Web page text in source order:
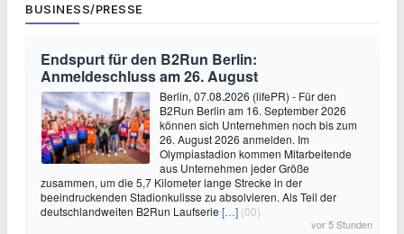
BUSINESS/PRESSE
Endspurt für den B2Run Berlin:
Anmeldeschluss am 26. August
Berlin, 07.08.2026 (lifePR) - Für den
B2Run Berlin am 16. September 2026
können sich Unternehmen noch bis zum
26. August 2026 anmelden. Im
Olympiastadion kommen Mitarbeitende
aus Unternehmen jeder Größe
zusammen, um die 5,7 Kilometer lange Strecke in der
beeindruckenden Stadionkulisse zu absolvieren. Als Teil der
deutschlandweiten B2Run Laufserie […] (00)
vor 5 Stunden